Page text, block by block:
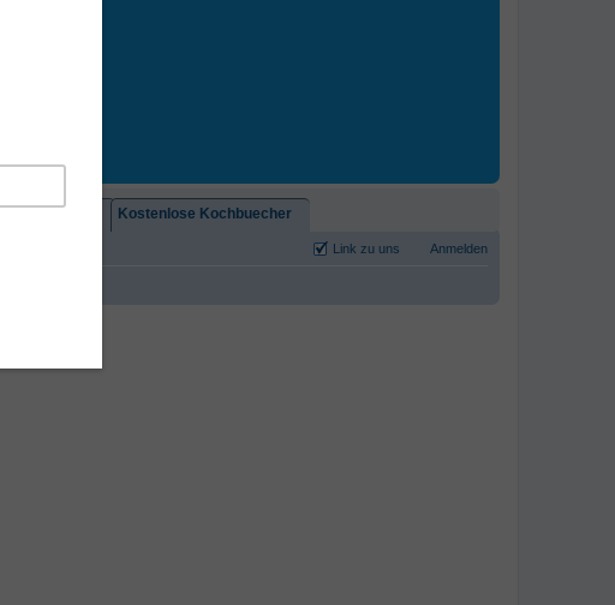
Kostenlose Kochbuecher
Anmelden
Link zu uns